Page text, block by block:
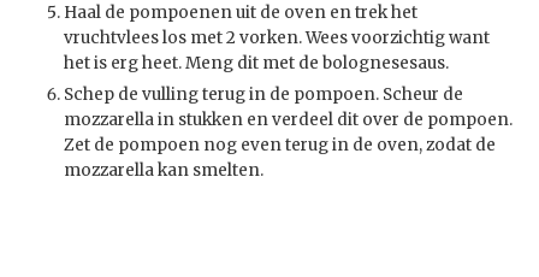
Haal de pompoenen uit de oven en trek het
vruchtvlees los met 2 vorken. Wees voorzichtig want
het is erg heet. Meng dit met de bolognesesaus.
Schep de vulling terug in de pompoen. Scheur de
mozzarella in stukken en verdeel dit over de pompoen.
Zet de pompoen nog even terug in de oven, zodat de
mozzarella kan smelten.